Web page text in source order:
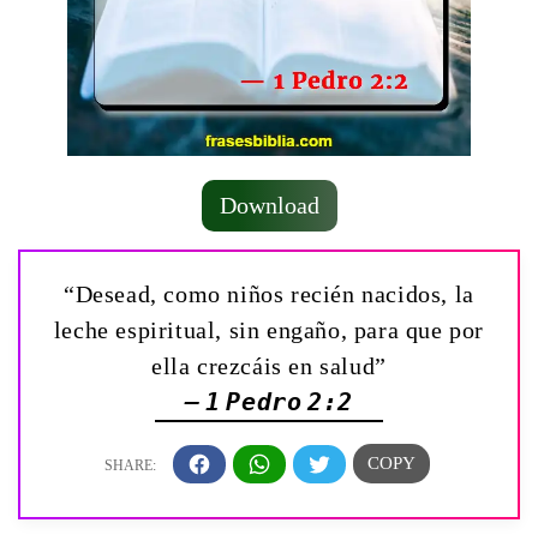
Download
“Desead, como niños recién nacidos, la
leche espiritual, sin engaño, para que por
ella crezcáis en salud”
— 1 Pedro 2:2